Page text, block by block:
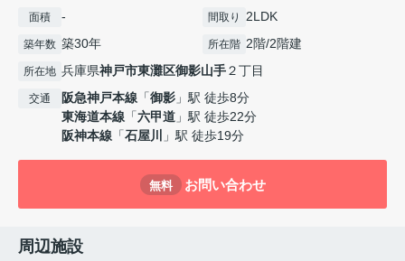
面積 - 間取り 2LDK
築年数 築30年 所在階 2階/2階建
所在地 兵庫県神戸市東灘区御影山手２丁目
交通 阪急神戸本線 「御影 」駅 徒歩8分
東海道本線 「六甲道 」駅 徒歩22分
阪神本線 「石屋川 」駅 徒歩19分
無料 お問い合わせ
周辺施設